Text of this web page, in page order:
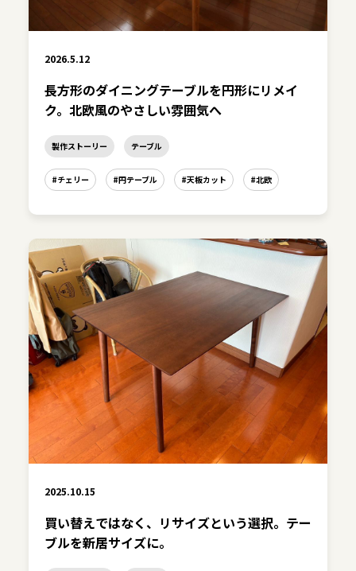
2026.5.12
長方形のダイニングテーブルを円形にリメイ
ク。北欧風のやさしい雰囲気へ
製作ストーリー テーブル
#チェリー #円テーブル #天板カット #北欧
2025.10.15
買い替えではなく、リサイズという選択。テー
ブルを新居サイズに。